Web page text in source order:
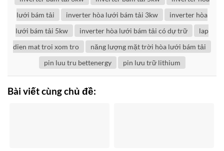
lưới bám tải
inverter hòa lưới bám tải 3kw
inverter hòa
lưới bám tải 5kw
inverter hòa lưới bám tải có dự trữ
lap
dien mat troi xom tro
năng lượng mặt trời hòa lưới bám tải
pin luu tru bettenergy
pin lưu trữ lithium
Bài viết cùng chủ đề: